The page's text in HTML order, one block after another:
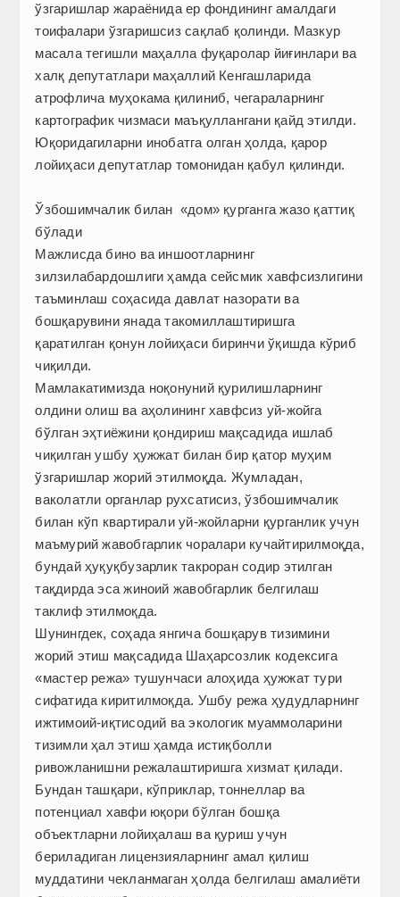
ўзгариш­лар жараёнида ер фондининг амалдаги
тоифалари ўзгаришсиз сақлаб қолинди. Мазкур
масала тегишли маҳалла фуқаролар йиғинлари ва
халқ депутатлари маҳаллий Кенгашларида
атрофлича муҳокама қилиниб, чегараларнинг
картографик чизмаси маъқуллангани қайд этилди.
Юқоридагиларни инобатга олган ҳолда, қарор
лойиҳаси депутатлар томонидан қабул қилинди.
Ўзбошимчалик билан «дом» қурганга жазо қаттиқ
бўлади
Мажлисда бино ва иншоотларнинг
зилзилабардошлиги ҳамда сейсмик хавфсизлигини
таъминлаш соҳасида давлат назорати ва
бошқарувини янада такомиллаштиришга
қаратилган қонун лойиҳаси биринчи ўқишда кўриб
чиқилди.
Мамлакатимизда ноқонуний қурилишларнинг
олдини олиш ва аҳолининг хавфсиз уй-жойга
бўлган эҳтиёжини қондириш мақсадида ишлаб
чиқилган ушбу ҳужжат билан бир қатор муҳим
ўзгаришлар жорий этилмоқда. Жумладан,
ваколатли органлар рухсатисиз, ўзбошимчалик
билан кўп квартирали уй-жойларни қурганлик учун
маъмурий жавобгарлик чоралари кучайтирилмоқда,
бундай ҳуқуқбузарлик такроран содир этилган
тақдирда эса жиноий жавобгарлик белгилаш
таклиф этилмоқда.
Шунингдек, соҳада янгича бошқарув тизимини
жорий этиш мақсадида Шаҳарсозлик кодексига
«мастер режа» тушунчаси алоҳида ҳужжат тури
сифатида киритилмоқда. Ушбу режа ҳудудларнинг
ижтимоий-иқтисодий ва экологик муаммоларини
тизимли ҳал этиш ҳамда истиқболли
ривожланишни режалаштиришга хизмат қилади.
Бундан ташқари, кўприклар, тоннеллар ва
потенциал хавфи юқори бўлган бошқа
объектларни лойиҳалаш ва қуриш учун
бериладиган лицензияларнинг амал қилиш
муддатини чекланмаган ҳолда белгилаш амалиёти